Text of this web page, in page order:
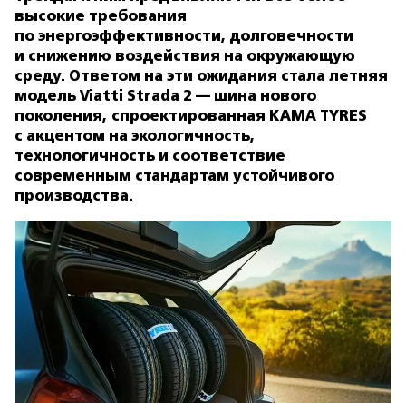
высокие требования
по энергоэффективности, долговечности
и снижению воздействия на окружающую
среду. Ответом на эти ожидания стала летняя
модель Viatti Strada 2 — шина нового
поколения, спроектированная KAMA TYRES
с акцентом на экологичность,
технологичность и соответствие
современным стандартам устойчивого
производства.